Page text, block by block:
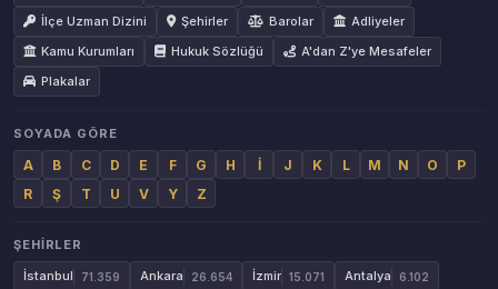
İlçe Uzman Dizini
Şehirler Barolar
Adliyeler
Kamu Kurumları
Hukuk Sözlüğü
A'dan Z'ye Mesafeler
Plakalar
SOYADA GÖRE
A B C D E F G H İ J K L M N O
P
R
Ş T U V Y Z
ŞEHIRLER
İstanbul
71.359 Ankara 26.654 İzmir 15.071 Antalya 6.102